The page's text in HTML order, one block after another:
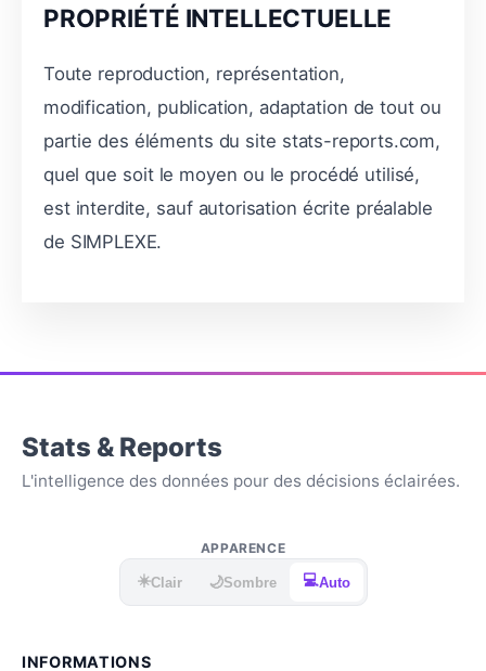
PROPRIÉTÉ INTELLECTUELLE
Toute reproduction, représentation,
modification, publication, adaptation de tout ou
partie des éléments du site stats-reports.com,
quel que soit le moyen ou le procédé utilisé,
est interdite, sauf autorisation écrite préalable
de SIMPLEXE.
Stats & Reports
L'intelligence des données pour des décisions éclairées.
APPARENCE
☀️Clair 🌙Sombre 💻Auto
INFORMATIONS